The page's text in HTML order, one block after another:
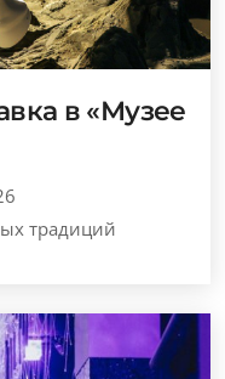
в «Музее
традиций